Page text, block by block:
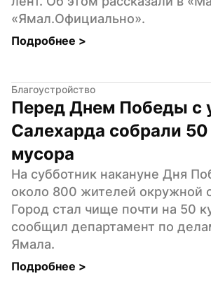
«Ямал.Официально».
Подробнее >
Благоустройство
Перед Днем Победы с
Салехарда собрали 50
мусора
На субботник накануне Дня
около 800 жителей окружной
Город стал чище почти на 50
сообщил департамент по
Ямала.
Подробнее >